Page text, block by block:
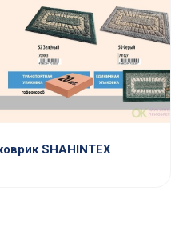
SHAHINTEX